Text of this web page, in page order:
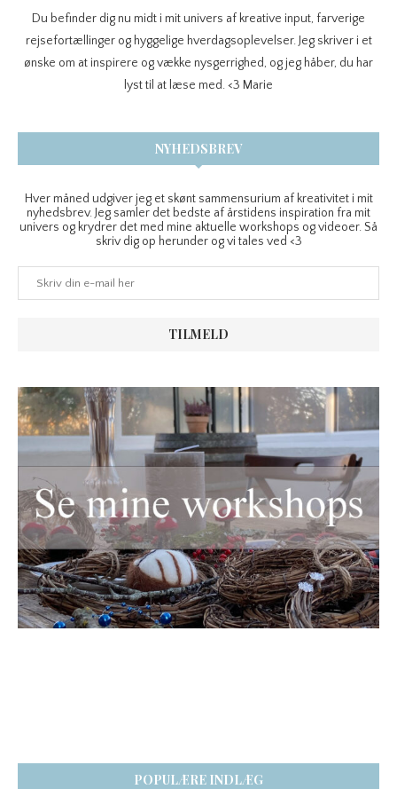
Du befinder dig nu midt i mit univers af kreative input, farverige
rejsefortællinger og hyggelige hverdagsoplevelser. Jeg skriver i et
ønske om at inspirere og vække nysgerrighed, og jeg håber, du har
lyst til at læse med. <3 Marie
NYHEDSBREV
Hver måned udgiver jeg et skønt sammensurium af kreativitet i mit
nyhedsbrev. Jeg samler det bedste af årstidens inspiration fra mit
univers og krydrer det med mine aktuelle workshops og videoer. Så
skriv dig op herunder og vi tales ved <3
POPULÆRE INDLÆG